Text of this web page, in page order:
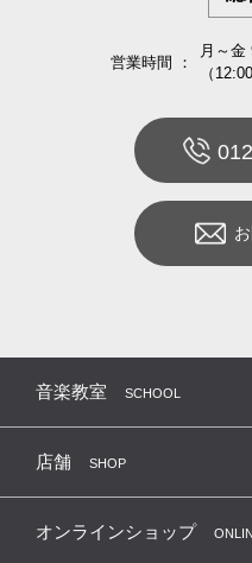
営業時間 ：
月～金
（
音楽教室 SCHOOL
店舗 SHOP
オンラインショップ